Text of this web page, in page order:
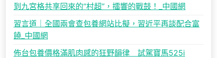
到九宮格共享回來的“村超”，擂響的戰鼓！_中國網
習言道｜全國兩會查包養網站比擬，習近平再談配合富
饒_中國網
佈台包養價格滿肌肉感的狂野韻律 試駕寶馬525i